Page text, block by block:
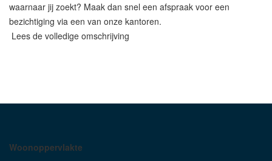
waarnaar jij zoekt? Maak dan snel een afspraak voor een
bezichtiging via een van onze kantoren.
Lees de volledige omschrijving
Woonoppervlakte